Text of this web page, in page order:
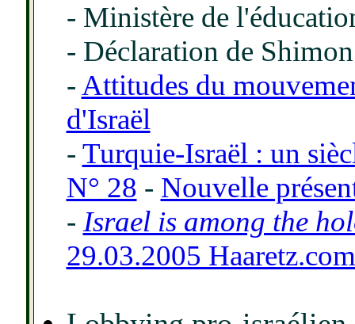
- Ministère de
- Déclaration de
- Attitudes du
d'Israël
- Turquie-Israël : un
N° 28 - Nouvelle
- Israel is among the
29.03.2005 Haaretz.com